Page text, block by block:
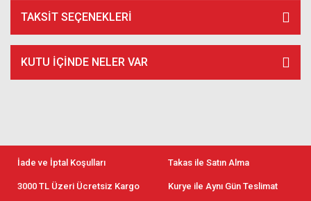
TAKSIT SEÇENEKLERI
KUTU İÇİNDE NELER VAR
İade ve İptal Koşulları Takas ile Satın Alma
3000 TL Üzeri Ücretsiz Kargo Kurye ile Aynı Gün Teslimat